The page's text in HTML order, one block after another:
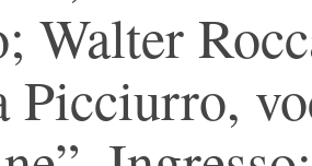
Walter